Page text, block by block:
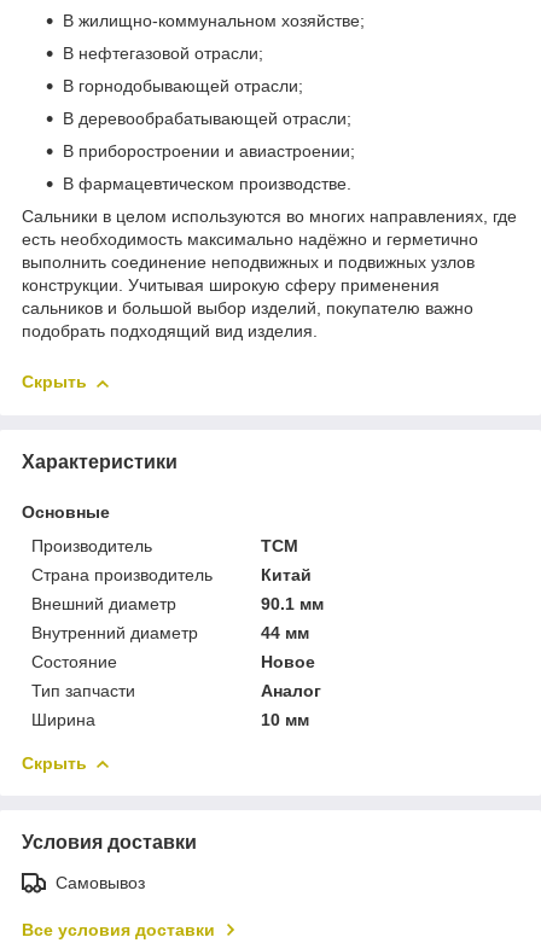
В жилищно-коммунальном хозяйстве;
В нефтегазовой отрасли;
В горнодобывающей отрасли;
В деревообрабатывающей отрасли;
В приборостроении и авиастроении;
В фармацевтическом производстве.
Сальники в целом используются во многих направлениях, где
есть необходимость максимально надёжно и герметично
выполнить соединение неподвижных и подвижных узлов
конструкции. Учитывая широкую сферу применения
сальников и большой выбор изделий, покупателю важно
подобрать подходящий вид изделия.
Скрыть
Характеристики
Основные
Производитель
TCM
Страна производитель
Китай
Внешний диаметр
90.1 мм
Внутренний диаметр
44 мм
Состояние
Новое
Тип запчасти
Аналог
Ширина
10 мм
Скрыть
Условия доставки
Самовывоз
Все условия доставки